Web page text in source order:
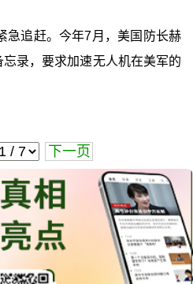
急追赶。今年7月，美国防长赫
录，要求加速无人机在美军的
下一页